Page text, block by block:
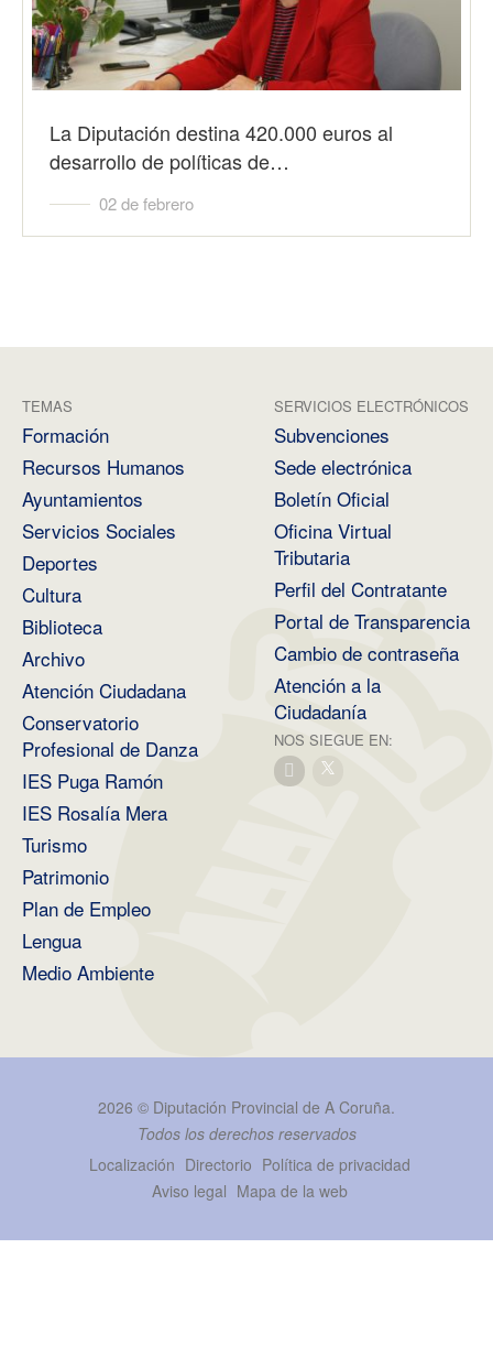
La Diputación destina 420.000 euros al
desarrollo de políticas de…
02 de febrero
TEMAS
Formación
Recursos Humanos
Ayuntamientos
Servicios Sociales
Deportes
Cultura
Biblioteca
Archivo
Atención Ciudadana
Conservatorio
Profesional de Danza
IES Puga Ramón
IES Rosalía Mera
Turismo
Patrimonio
Plan de Empleo
Lengua
Medio Ambiente
SERVICIOS ELECTRÓNICOS
Subvenciones
Sede electrónica
Boletín Oficial
Oficina Virtual
Tributaria
Perfil del Contratante
Portal de Transparencia
Cambio de contraseña
Atención a la
Ciudadanía
NOS SIEGUE EN:
2026 © Diputación Provincial de A Coruña.
Todos los derechos reservados
Localización Directorio Política de privacidad
Aviso legal Mapa de la web